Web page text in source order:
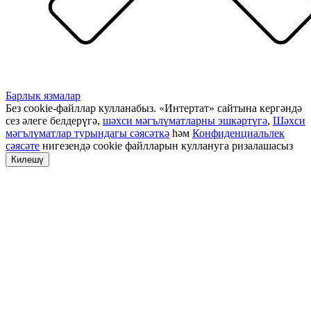
Барлык язмалар
Без cookie-файллар кулланабыз. «Интертат» сайтына кергәндә
сез әлеге белдерүгә, шәхси мәгълүматларны эшкәртүгә, Шәхси
мәгълүматлар турындагы сәясәткә һәм Конфиденциальлек
сәясәте нигезендә cookie файлларын куллануга ризалашасыз
Килешү